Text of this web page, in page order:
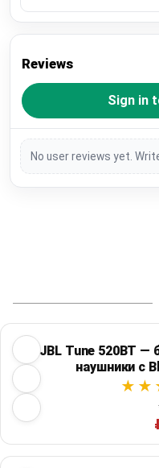
Reviews
Sign in
No user reviews yet.
JBL Tune 520BT —
наушники с